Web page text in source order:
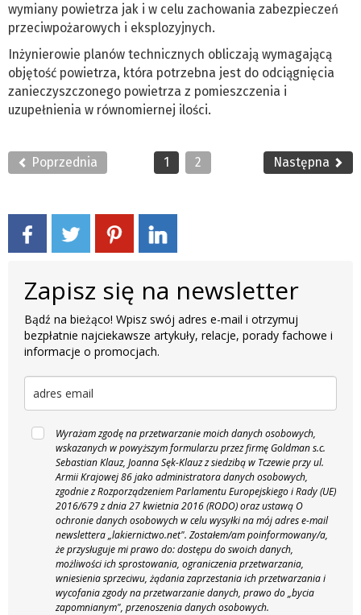
wymiany powietrza jak i w celu zachowania zabezpieczeń
przeciwpożarowych i eksplozyjnych.
Inżynierowie planów technicznych obliczają wymagającą
objętość powietrza, która potrzebna jest do odciągnięcia
zanieczyszczonego powietrza z pomieszczenia i
uzupełnienia w równomiernej ilości.
Poprzednia 1 2 Następna
Zapisz się na newsletter
Bądź na bieżąco! Wpisz swój adres e-mail i otrzymuj
bezpłatnie najciekawsze artykuły, relacje, porady fachowe i
informacje o promocjach.
Wyrażam zgodę na przetwarzanie moich danych osobowych,
wskazanych w powyższym formularzu przez firmę Goldman s.c.
Sebastian Klauz, Joanna Sęk-Klauz z siedzibą w Tczewie przy ul.
Armii Krajowej 86 jako administratora danych osobowych,
zgodnie z Rozporządzeniem Parlamentu Europejskiego i Rady (UE)
2016/679 z dnia 27 kwietnia 2016 (RODO) oraz ustawą O
ochronie danych osobowych w celu wysyłki na mój adres e-mail
newslettera „lakiernictwo.net". Zostałem/am poinformowany/a,
że przysługuje mi prawo do: dostępu do swoich danych,
możliwości ich sprostowania, ograniczenia przetwarzania,
wniesienia sprzeciwu, żądania zaprzestania ich przetwarzania i
wycofania zgody na przetwarzanie danych, prawo do „bycia
zapomnianym", przenoszenia danych osobowych.